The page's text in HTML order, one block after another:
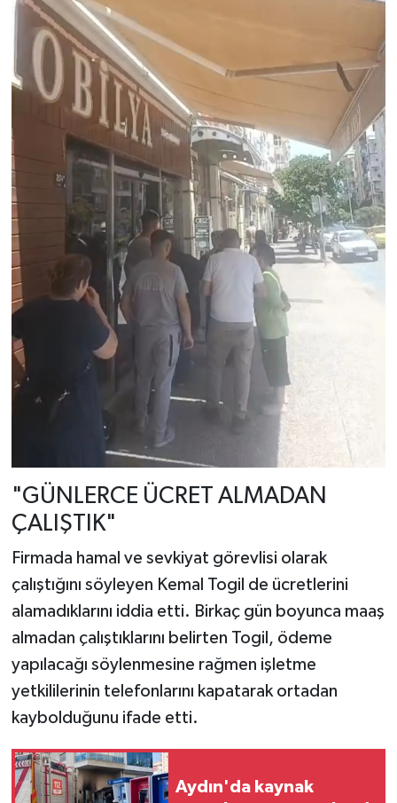
"GÜNLERCE ÜCRET ALMADAN
ÇALIŞTIK"
Firmada hamal ve sevkiyat görevlisi olarak
çalıştığını söyleyen Kemal Togil de ücretlerini
alamadıklarını iddia etti. Birkaç gün boyunca maaş
almadan çalıştıklarını belirten Togil, ödeme
yapılacağı söylenmesine rağmen işletme
yetkililerinin telefonlarını kapatarak ortadan
kaybolduğunu ifade etti.
Aydın'da kaynak